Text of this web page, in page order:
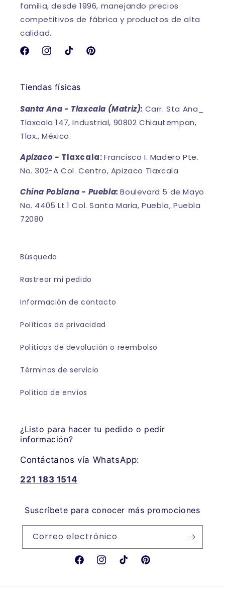
familia, desde 1996, manejando precios
competitivos de fábrica y productos de alta
calidad.
FacebookInstagramTikTokPinterest
Tiendas físicas
Santa Ana - Tlaxcala (Matriz): Carr. Sta Ana_
Tlaxcala 147, Industrial, 90802 Chiautempan,
Tlax., México.
Apizaco - Tlaxcala:Francisco I. Madero Pte.
No. 302-A Col. Centro, Apizaco Tlaxcala
China Poblana - Puebla:Boulevard 5 de Mayo
No. 4405 Lt.1 Col. Santa Maria, Puebla, Puebla
72080
Búsqueda
Rastrear mi pedido
Información de contacto
Políticas de privacidad
Políticas de devolución o reembolso
Términos de servicio
Política de envíos
¿Listo para hacer tu pedido o pedir
información?
Contáctanos vía WhatsApp:
221 183 1514
Suscríbete para conocer más promociones
Correo electrónico
FacebookInstagramTikTokPinterest